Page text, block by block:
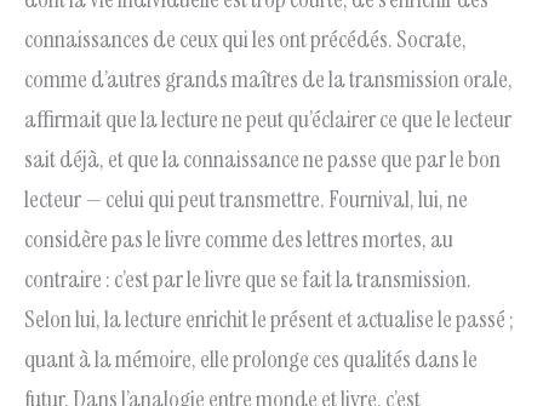
connaissances de ceux qui les ont précédés. Socrate,
comme d’autres grands maîtres de la transmission orale,
affirmait que la lecture ne peut qu’éclairer ce que le lecteur
sait déjà, et que la connaissance ne passe que par le bon
lecteur — celui qui peut transmettre. Fournival, lui, ne
considère pas le livre comme des lettres mortes, au
contraire : c’est par le livre que se fait la transmission.
Selon lui, la lecture enrichit le présent et actualise le passé ;
quant à la mémoire, elle prolonge ces qualités dans le
futur. Dans l’analogie entre monde et livre, c’est